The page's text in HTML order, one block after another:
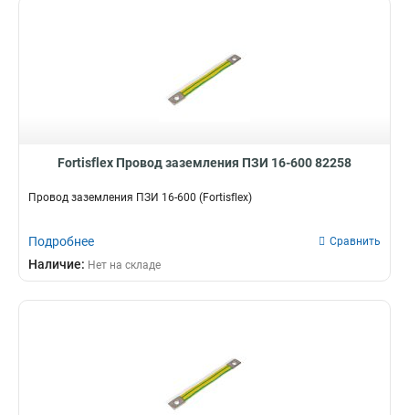
Fortisflex Провод заземления ПЗИ 16-600 82258
Провод заземления ПЗИ 16-600 (Fortisflex)
Подробнее Сравнить
Наличие: Нет на складе